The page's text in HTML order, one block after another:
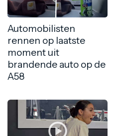
Automobilisten
rennen op laatste
moment uit
brandende auto op de
A58